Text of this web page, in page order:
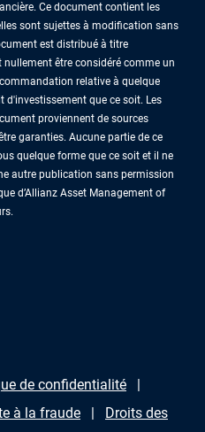
Ce document contient les
sont sujettes à modification sans
est distribué à titre
être considéré comme un
relative à quelque
d'investissement que ce soit. Les
proviennent de sources
garanties. Aucune partie de ce
quelque forme que ce soit et il ne
autre publication sans permission
d’Allianz Asset Management of
de confidentialité
à la fraude
Droits des